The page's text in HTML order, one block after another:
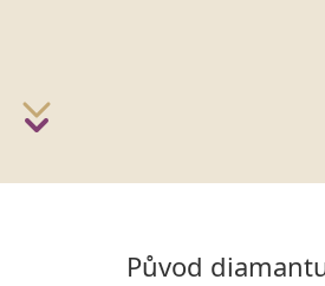
Původ